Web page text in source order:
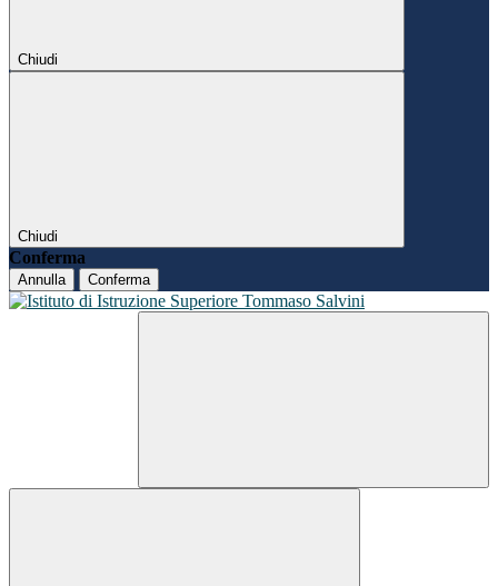
Chiudi
Chiudi
Conferma
Annulla Conferma